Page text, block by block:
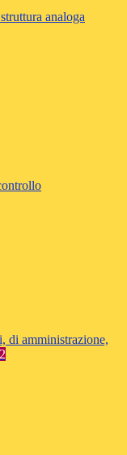
analoga
di amministrazione,
2